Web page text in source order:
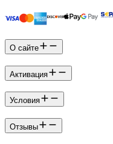
О сайте
Активация
Условия
Отзывы